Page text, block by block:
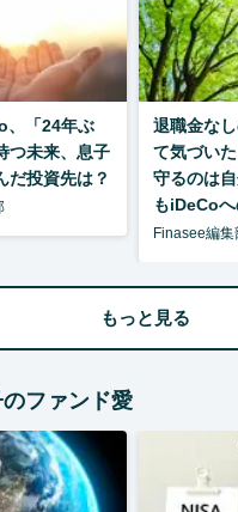
、「24年ぶ
つ未来、息子
だ投資先は？
退職金な
て気づい
守るのは
もiDeCo
Finasee編集
もっと見る
ファンド愛